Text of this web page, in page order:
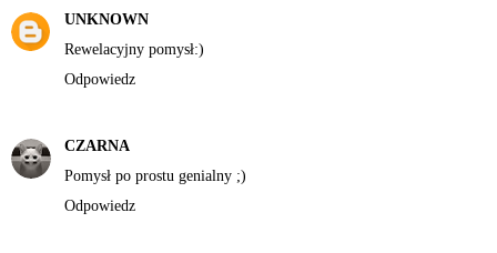
UNKNOWN
Rewelacyjny pomysł:)
Odpowiedz
CZARNA
Pomysł po prostu genialny ;)
Odpowiedz